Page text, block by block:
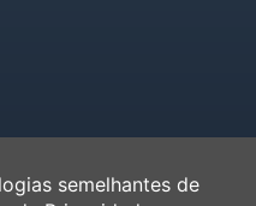
semelhantes de